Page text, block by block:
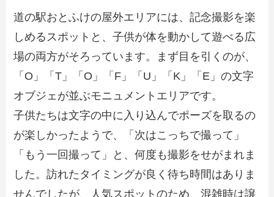
道の駅おとふけの屋外エリアには、記念撮影を楽
しめるスポットと、子供が体を動かして遊べる広
場の両方がそろっています。まず目を引くのが、
「O」「T」「O」「F」「U」「K」「E」の文字
オブジェが並ぶモニュメントエリアです。
子供たちは文字の中に入り込んでポーズを取るの
が楽しかったようで、「次はこっちで撮って」
「もう一回撮って」と、何度も撮影をせがまれま
した。訪れたタイミングが良く待ち時間はありま
せんでしたが、人気スポットのため、混雑時は譲